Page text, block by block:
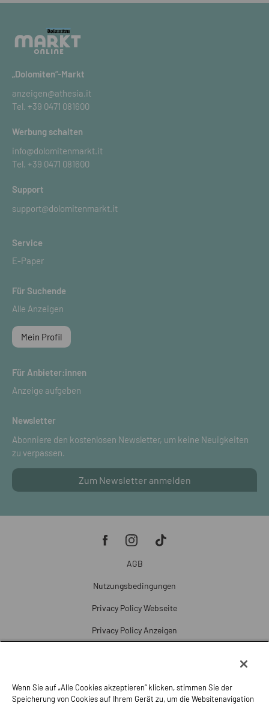
„Dolomiten“-Markt
anzeigen@athesia.it
Tel. +39 0471 081600
Werbung schalten
info@dolomitenmarkt.it
Tel. +39 0471 081600
Support
support@dolomitenmarkt.it
Service
E-Paper
Für Suchende
Alle Anzeigen
Mein Profil
Für Anbieter:innen
Anzeige aufgeben
Newsletter
Abonniere den kostenlosen Newsletter, um keine Neuigkeiten
zu verpassen.
Zum Newsletter anmelden
AGB
Nutzungsbedingungen
Privacy Policy Webseite
Privacy Policy Anzeigen
Beschwerde
Wenn Sie auf „Alle Cookies akzeptieren“ klicken, stimmen Sie der
Speicherung von Cookies auf Ihrem Gerät zu, um die Websitenavigation